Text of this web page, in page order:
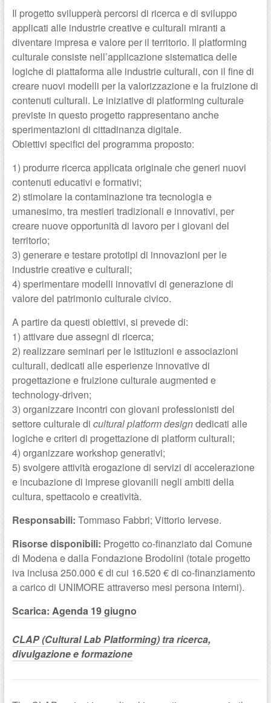
Il progetto svilupperà percorsi di ricerca e di sviluppo
applicati alle industrie creative e culturali miranti a
diventare impresa e valore per il territorio. Il platforming
culturale consiste nell’applicazione sistematica delle
logiche di piattaforma alle industrie culturali, con il fine di
creare nuovi modelli per la valorizzazione e la fruizione di
contenuti culturali. Le iniziative di platforming culturale
previste in questo progetto rappresentano anche
sperimentazioni di cittadinanza digitale.
Obiettivi specifici del programma proposto:
1) produrre ricerca applicata originale che generi nuovi
contenuti educativi e formativi;
2) stimolare la contaminazione tra tecnologia e
umanesimo, tra mestieri tradizionali e innovativi, per
creare nuove opportunità di lavoro per i giovani del
territorio;
3) generare e testare prototipi di innovazioni per le
industrie creative e culturali;
4) sperimentare modelli innovativi di generazione di
valore del patrimonio culturale civico.
A partire da questi obiettivi, si prevede di:
1) attivare due assegni di ricerca;
2) realizzare seminari per le istituzioni e associazioni
culturali, dedicati alle esperienze innovative di
progettazione e fruizione culturale augmented e
technology-driven;
3) organizzare incontri con giovani professionisti del
settore culturale di cultural platform designdedicati alle
logiche e criteri di progettazione di platform culturali;
4) organizzare workshop generativi;
5) svolgere attività erogazione di servizi di accelerazione
e incubazione di imprese giovanili negli ambiti della
cultura, spettacolo e creatività.
Responsabili: Tommaso Fabbri; Vittorio Iervese.
Risorse disponibili: Progetto co-finanziato dal Comune
di Modena e dalla Fondazione Brodolini (totale progetto
iva inclusa 250.000 € di cui 16.520 € di co-finanziamento
a carico di UNIMORE attraverso mesi persona interni).
Scarica: Agenda 19 giugno
CLAP (Cultural Lab Platforming) tra ricerca,
divulgazione e formazione